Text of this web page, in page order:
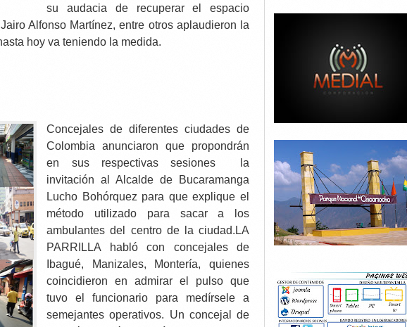
su audacia de recuperar el espacio
Alfonso Martínez, entre otros aplaudieron la
hoy va teniendo la medida.
Concejales de diferentes ciudades de
Colombia anunciaron que propondrán
en sus respectivas sesiones la
invitación al Alcalde de Bucaramanga
Lucho Bohórquez para que explique el
método utilizado para sacar a los
ambulantes del centro de la ciudad.LA
PARRILLA habló con concejales de
Ibagué, Manizales, Montería, quienes
coincidieron en admirar el pulso que
tuvo el funcionario para medírsele a
semejantes operativos. Un concejal de